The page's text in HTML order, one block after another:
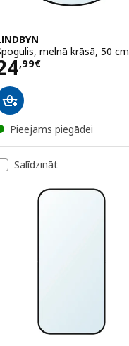
melnā krāsā, 50 cm
,99€24,99€
Pieejams piegādei
Salīdzināt